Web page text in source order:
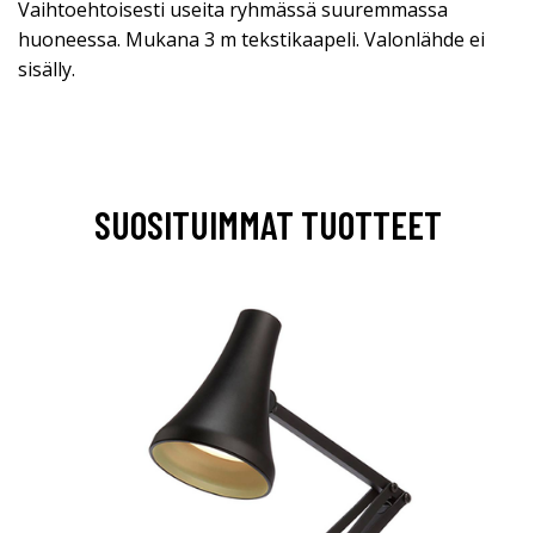
Vaihtoehtoisesti useita ryhmässä suuremmassa
huoneessa. Mukana 3 m tekstikaapeli. Valonlähde ei
sisälly.
SUOSITUIMMAT TUOTTEET